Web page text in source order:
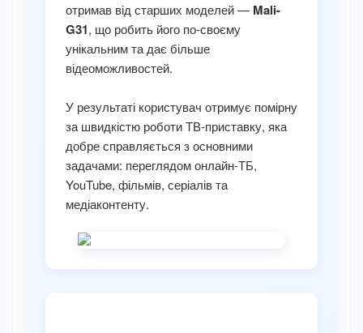
отримав від старших моделей — Mali-
G31, що робить його по-своєму
унікальним та дає більше
відеоможливостей.
У результаті користувач отримує помірну
за швидкістю роботи ТВ-приставку, яка
добре справляється з основними
задачами: переглядом онлайн-ТБ,
YouTube, фільмів, серіалів та
медіаконтенту.